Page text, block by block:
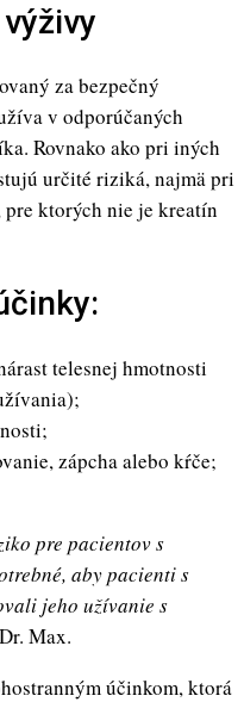
za bezpečný
v odporúčaných
Rovnako ako pri iných
určité riziká, najmä pri
ktorých nie je kreatín
telesnej hmotnosti
zápcha alebo kŕče;
pre pacientov s
aby pacienti s
jeho užívanie s
Max.
účinkom, ktorá